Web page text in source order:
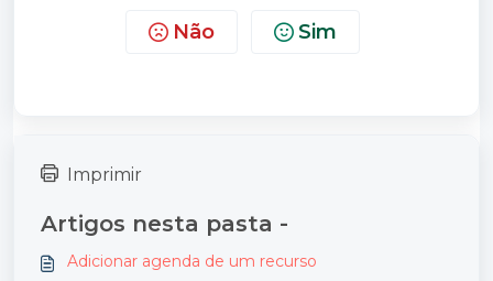
Não Sim
Imprimir
Artigos nesta pasta -
Adicionar agenda de um recurso